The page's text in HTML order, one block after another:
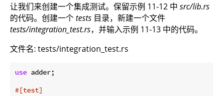
让我们来创建一个集成测试。保留示例 11-12 中 src/lib.rs
的代码。创建一个tests 目录，新建一个文件
tests/integration_test.rs，并输入示例 11-13 中的代码。
文件名: tests/integration_test.rs
use adder;
#[test]